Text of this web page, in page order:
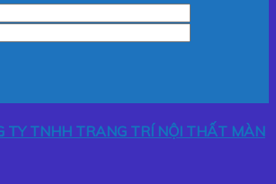
TY TNHH TRANG TRÍ NỘI THẤT MÀN